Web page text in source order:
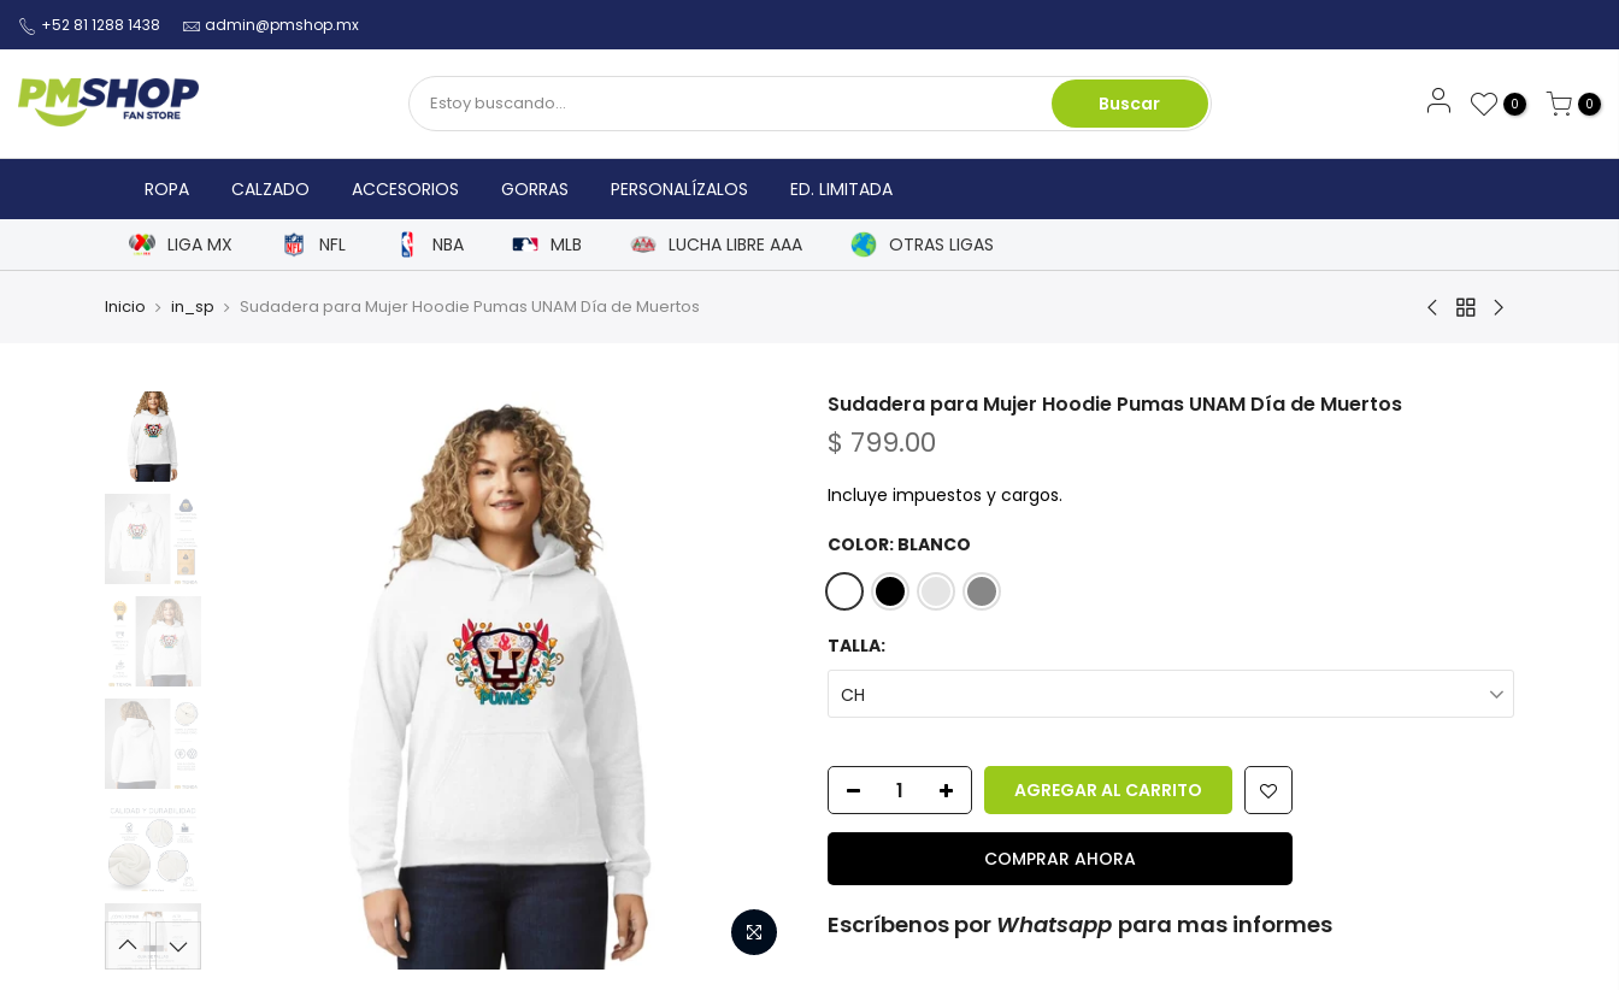
+52 81 1288 1438 admin@pmshop.mx
Buscar 0 0
ROPA CALZADO ACCESORIOS GORRAS PERSONALÍZALOS ED. LIMITADA
LIGA MX NFL NBA MLB LUCHA LIBRE AAA OTRAS LIGAS
Inicio in_sp Sudadera para Mujer Hoodie Pumas UNAM Día de Muertos
Sudadera para Mujer Hoodie Pumas UNAM Día de Muertos
$ 799.00
Incluye impuestos y cargos.
COLOR: BLANCO
TALLA:
CH
AGREGAR AL CARRITO
COMPRAR AHORA
Escríbenos por Whatsapp para mas informes